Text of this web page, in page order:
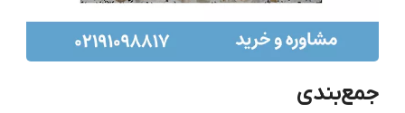
جمع‌بندی